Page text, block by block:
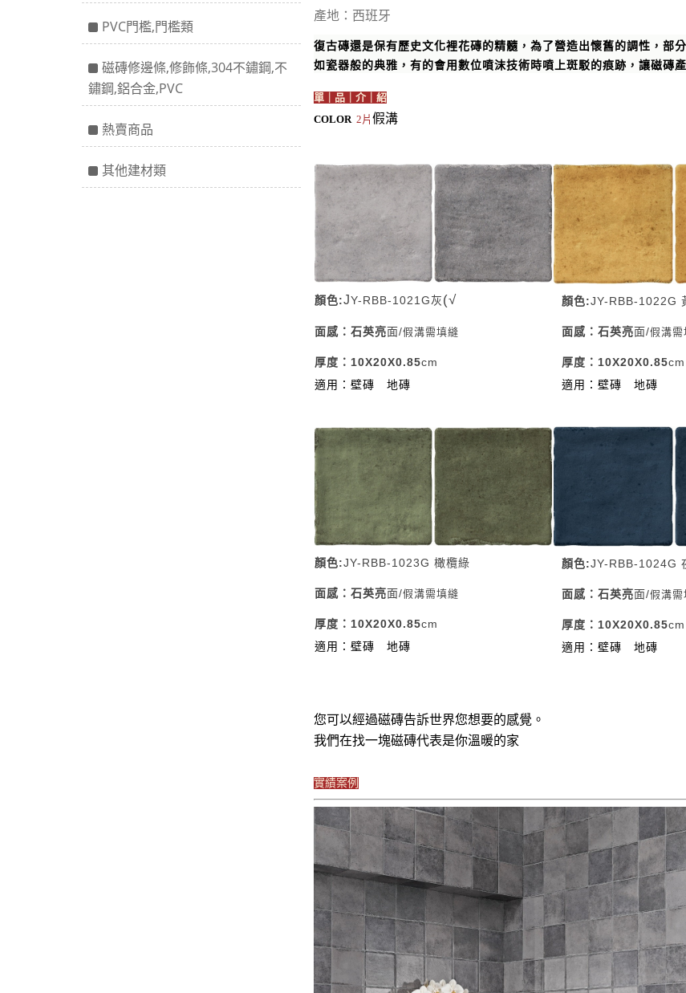
PVC門檻,門檻類
磁磚修邊條,修飾條,304不鏽鋼,不
鏽鋼,鋁合金,PVC
熱賣商品
其他建材類
產地：西班牙
復古磚還是保有歷史文化裡花磚的精髓，為了營造出懷舊的調性，部
如瓷器般的典雅，有的會用數位噴沫技術時噴上斑駁的痕跡，讓磁磚
單｜品｜介｜紹
COLOR2片假溝
顏色:JY-RBB-1021G灰(√
面感：石英亮面/假溝需填縫
厚度：10X20X0.85cm
適用：壁磚
地磚
顏色:JY-RBB-1022G
面感：石英亮面/假溝需
厚度：10X20X0.85cm
適用：壁磚
地磚
顏色:JY-RBB-1023G 橄欖綠
面感：石英亮面/假溝需填縫
厚度：10X20X0.85cm
適用：壁磚
地磚
顏色:JY-RBB-1024G
面感：石英亮面/假溝需
厚度：10X20X0.85cm
適用：壁磚
地磚
您可以經過磁磚告訴世界您想要的感覺。
我們在找一塊磁磚代表是你溫暖的家
實績案例